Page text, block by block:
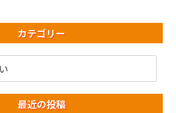
カテゴリー
最近の投稿